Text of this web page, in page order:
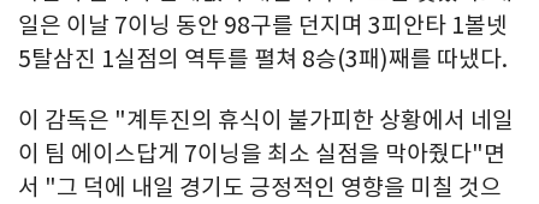
일은 이날 7이닝 동안 98구를 던지며 3피안타 1볼넷
5탈삼진 1실점의 역투를 펼쳐 8승(3패)째를 따냈다.
이 감독은 "계투진의 휴식이 불가피한 상황에서 네일
이 팀 에이스답게 7이닝을 최소 실점을 막아줬다"면
서 "그 덕에 내일 경기도 긍정적인 영향을 미칠 것으